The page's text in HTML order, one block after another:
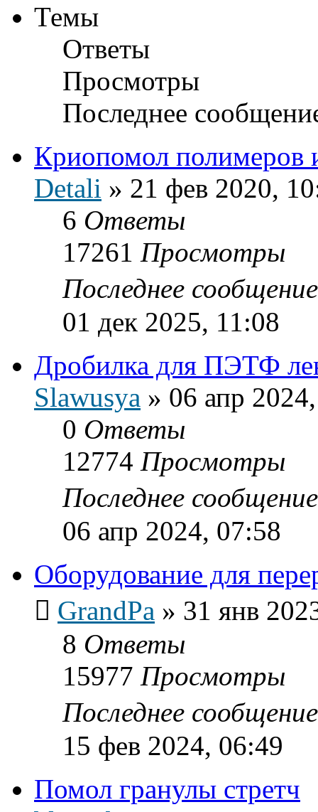
Темы
Ответы
Просмотры
Последнее
Криопомол полимеров
Detali » 21 фев 2020,
6 Ответы
17261 Просмотры
Последнее
01 дек 2025, 11:08
Дробилка для ПЭТФ
Slawusya » 06 апр
0 Ответы
12774 Просмотры
Последнее
06 апр 2024, 07:58
Оборудование для
GrandPa » 31 янв
8 Ответы
15977 Просмотры
Последнее
15 фев 2024, 06:49
Помол гранулы стретч